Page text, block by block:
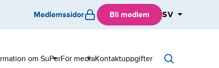
Medlemssidor Bli medlem SV
om SuPerSubFör mediaSubKontaktuppgifter